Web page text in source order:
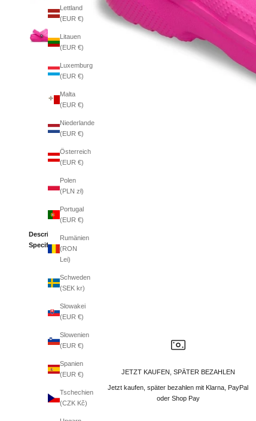
Lettland
(EUR €)
Litauen
(EUR €)
Luxemburg
(EUR €)
Malta
(EUR €)
Niederlande
(EUR €)
Österreich
(EUR €)
Polen
(PLN zł)
Portugal
(EUR €)
Rumänien
(RON
Lei)
Schweden
(SEK kr)
Slowakei
(EUR €)
Slowenien
(EUR €)
Spanien
(EUR €)
Tschechien
(CZK Kč)
Description
Specifications
JETZT KAUFEN, SPÄTER BEZAHLEN
Jetzt kaufen, später bezahlen mit Klarna, PayPal
oder Shop Pay